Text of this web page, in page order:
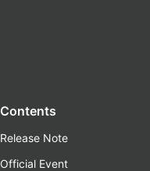
Contents
Release Note
Official Event